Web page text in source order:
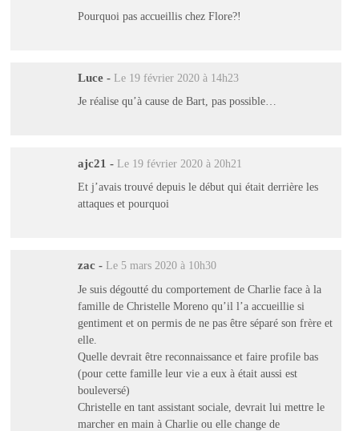
Pourquoi pas accueillis chez Flore?!
Luce - Le 19 février 2020 à 14h23
Je réalise qu’à cause de Bart, pas possible…
ajc21 - Le 19 février 2020 à 20h21
Et j’avais trouvé depuis le début qui était derrière les
attaques et pourquoi
zac - Le 5 mars 2020 à 10h30
Je suis dégoutté du comportement de Charlie face à la
famille de Christelle Moreno qu’il l’a accueillie si
gentiment et on permis de ne pas être séparé son frère et
elle.
Quelle devrait être reconnaissance et faire profile bas
(pour cette famille leur vie a eux à était aussi est
bouleversé)
Christelle en tant assistant sociale, devrait lui mettre le
marcher en main à Charlie ou elle change de